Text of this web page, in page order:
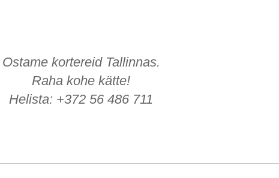
Ostame kortereid Tallinnas.
Raha kohe kätte!
Helista: +372 56 486 711